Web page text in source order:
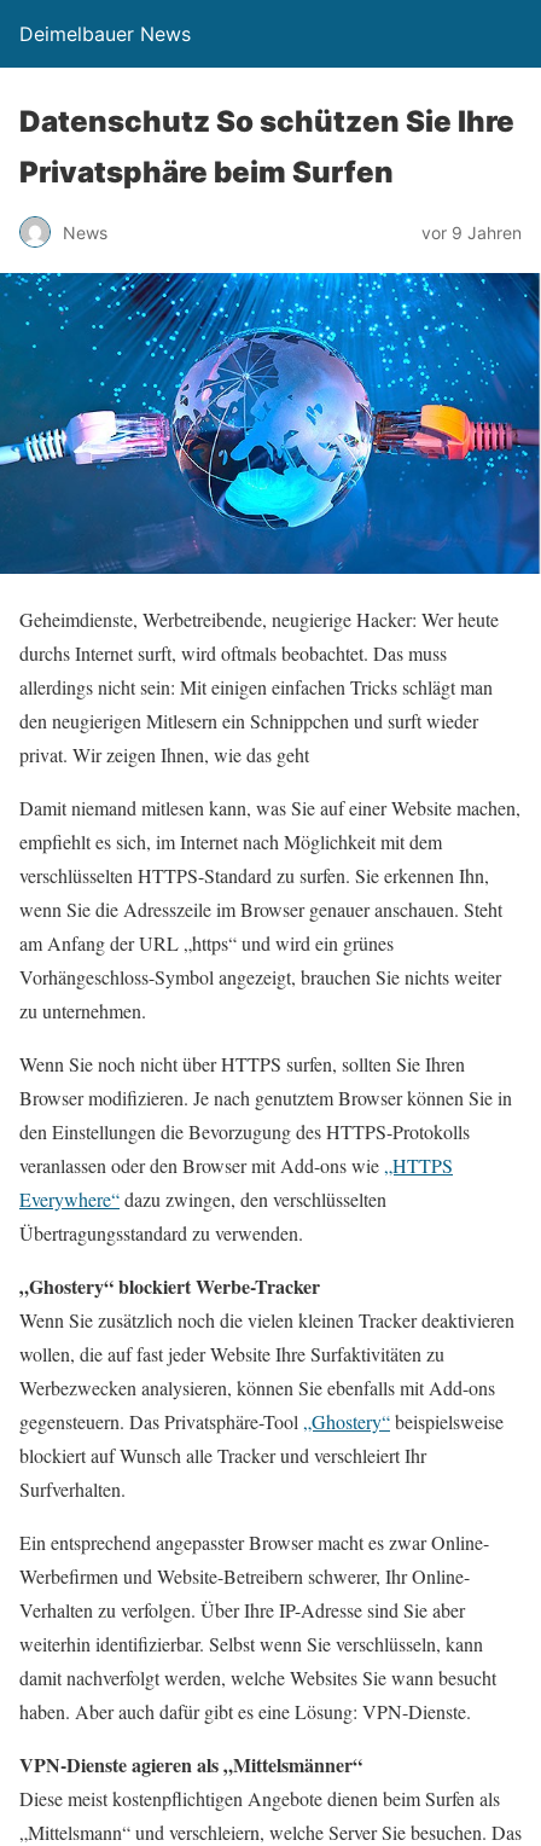
Deimelbauer News
Datenschutz So schützen Sie Ihre
Privatsphäre beim Surfen
News vor 9 Jahren
Geheimdienste, Werbetreibende, neugierige Hacker: Wer heute
durchs Internet surft, wird oftmals beobachtet. Das muss
allerdings nicht sein: Mit einigen einfachen Tricks schlägt man
den neugierigen Mitlesern ein Schnippchen und surft wieder
privat. Wir zeigen Ihnen, wie das geht
Damit niemand mitlesen kann, was Sie auf einer Website machen,
empfiehlt es sich, im Internet nach Möglichkeit mit dem
verschlüsselten HTTPS-Standard zu surfen. Sie erkennen Ihn,
wenn Sie die Adresszeile im Browser genauer anschauen. Steht
am Anfang der URL „https“ und wird ein grünes
Vorhängeschloss-Symbol angezeigt, brauchen Sie nichts weiter
zu unternehmen.
Wenn Sie noch nicht über HTTPS surfen, sollten Sie Ihren
Browser modifizieren. Je nach genutztem Browser können Sie in
den Einstellungen die Bevorzugung des HTTPS-Protokolls
veranlassen oder den Browser mit Add-ons wie „HTTPS
Everywhere“dazu zwingen, den verschlüsselten
Übertragungsstandard zu verwenden.
„Ghostery“ blockiert Werbe-Tracker
Wenn Sie zusätzlich noch die vielen kleinen Tracker deaktivieren
wollen, die auf fast jeder Website Ihre Surfaktivitäten zu
Werbezwecken analysieren, können Sie ebenfalls mit Add-ons
gegensteuern. Das Privatsphäre-Tool „Ghostery“beispielsweise
blockiert auf Wunsch alle Tracker und verschleiert Ihr
Surfverhalten.
Ein entsprechend angepasster Browser macht es zwar Online-
Werbefirmen und Website-Betreibern schwerer, Ihr Online-
Verhalten zu verfolgen. Über Ihre IP-Adresse sind Sie aber
weiterhin identifizierbar. Selbst wenn Sie verschlüsseln, kann
damit nachverfolgt werden, welche Websites Sie wann besucht
haben. Aber auch dafür gibt es eine Lösung: VPN-Dienste.
VPN-Dienste agieren als „Mittelsmänner“
Diese meist kostenpflichtigen Angebote dienen beim Surfen als
„Mittelsmann“ und verschleiern, welche Server Sie besuchen. Das